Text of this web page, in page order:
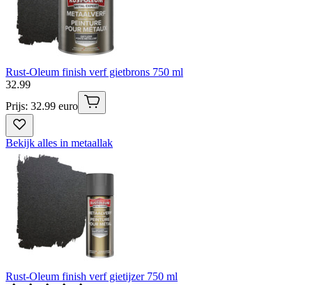
Rust-Oleum finish verf gietbrons 750 ml
32.99
Prijs: 32.99 euro
Bekijk alles in metaallak
Rust-Oleum finish verf gietijzer 750 ml